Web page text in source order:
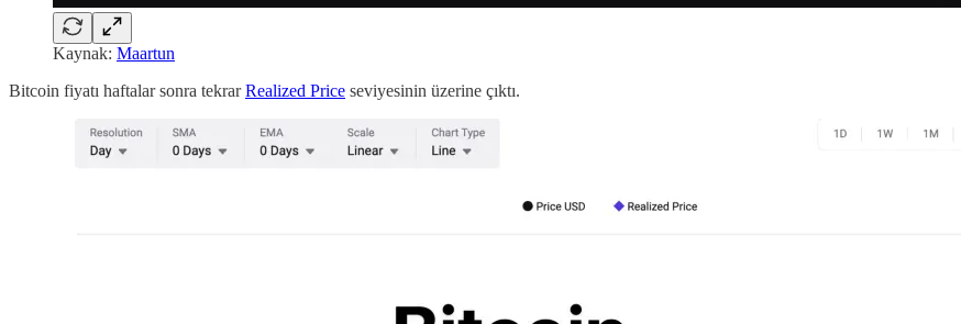
Kaynak: Maartun
Bitcoin fiyatı haftalar sonra tekrarRealized Price seviyesinin üzerine çıktı.